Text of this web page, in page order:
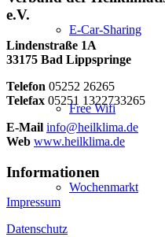
E-Car-Sharing
Free Wifi
Wochenmarkt
e.V.
Lindenstraße 1A
33175 Bad Lippspringe
Telefon 05252 26265
Telefax 05251 1322733265
E-Mail info@heilklima.de
Web www.heilklima.de
Informationen
Impressum
Datenschutz